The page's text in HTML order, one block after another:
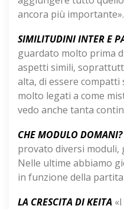
ancora più importante».
SIMILITUDINI INTER E
guardato molto prima
aspetti simili,
alta, di essere compatti
molto legati a come
vedo anche tanta
CHE MODULO DOMANI?
provato diversi moduli,
Nelle ultime abbiamo
in funzione della
LA CRESCITA DI KEITA